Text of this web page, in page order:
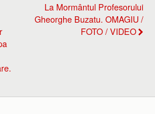
La Mormântul Profesorului
Gheorghe Buzatu. OMAGIU /
FOTO / VIDEO